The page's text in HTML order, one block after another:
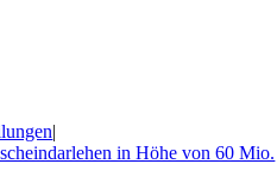
|
in Höhe von 60 Mio.